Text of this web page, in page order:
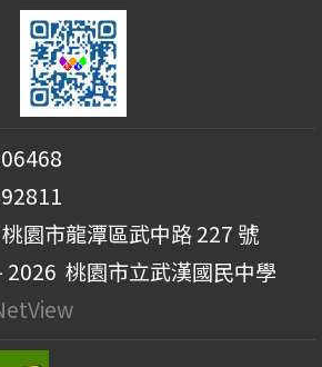
園市龍潭區武中路 227 號
2026 桃園市立武漢國民中學